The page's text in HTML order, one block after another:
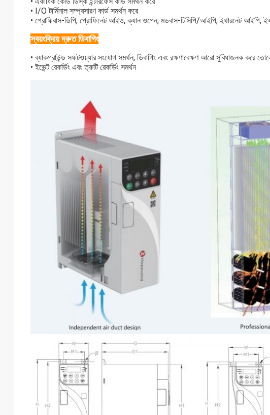
• I/O টার্মিনাল সম্প্রসারণ কার্ড সমর্থন করে
• প্রোফিবাস-ডিপি, প্রোফিনেট আইও, ক্যান ওপেন, মডবাস-টিসিপি/আইপি, ইথারনেট আইপি,
স্বয়ংক্রিয় দ্রুত ডিবাগিং
• ব্যাকগ্রাউন্ড সফটওয়্যার সংযোগ সমর্থন, ডিবাগিং এবং রক্ষণাবেক্ষণ আরো সুবিধাজনক করে
• ইভেন্ট রেকর্ডিং এবং ত্রুটি রেকর্ডিং সমর্থন